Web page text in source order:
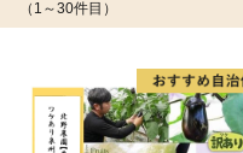
（1～30件目）